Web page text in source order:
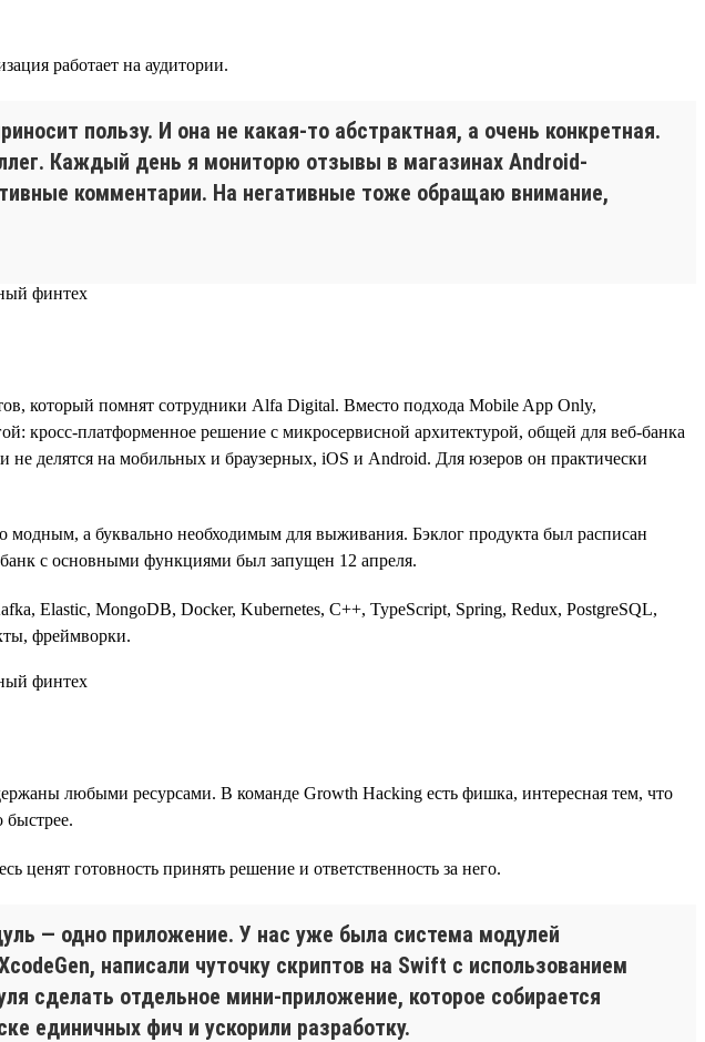
работает на аудитории.
пользу. И она не какая-то абстрактная, а очень конкретная.
Каждый день я мониторю отзывы в магазинах Android-
комментарии. На негативные тоже обращаю внимание,
который помнят сотрудники Alfa Digital. Вместо подхода Mobile App Only,
кросс-платформенное решение с микросервисной архитектурой, общей для веб-банка
делятся на мобильных и браузерных, iOS и Android. Для юзеров он практически
а буквально необходимым для выживания. Бэклог продукта был расписан
банк с основными функциями был запущен 12 апреля.
Elastic, MongoDB, Docker, Kubernetes, C++, TypeScript, Spring, Redux, PostgreSQL,
фреймворки.
любыми ресурсами. В команде Growth Hacking есть фишка, интересная тем, что
быстрее.
готовность принять решение и ответственность за него.
— одно приложение. У нас уже была система модулей
написали чуточку скриптов на Swift с использованием
сделать отдельное мини-приложение, которое собирается
единичных фич и ускорили разработку.